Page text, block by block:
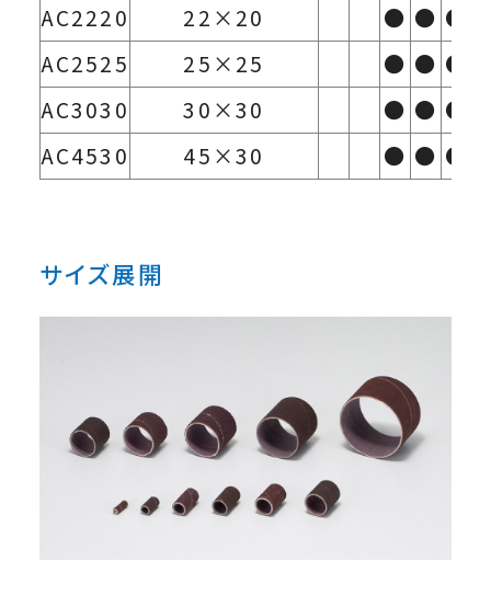
AC2220
22×20 ● ● ●
AC2525
25×25 ● ● ●
AC3030
30×30 ● ● ●
AC4530
45×30 ● ● ●
サイズ展開